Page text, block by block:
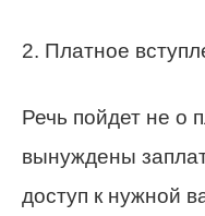
2. Платное
Речь пойдет не о
вынуждены
доступ к нужной